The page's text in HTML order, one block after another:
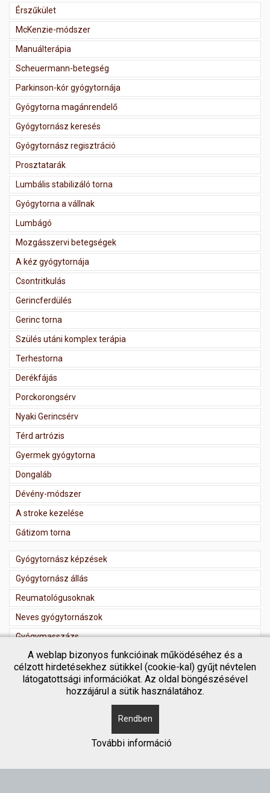
Érszűkület
McKenzie-módszer
Manuálterápia
Scheuermann-betegség
Parkinson-kór gyógytornája
Gyógytorna magánrendelő
Gyógytornász keresés
Gyógytornász regisztráció
Prosztatarák
Lumbális stabilizáló torna
Gyógytorna a vállnak
Lumbágó
Mozgásszervi betegségek
A kéz gyógytornája
Csontritkulás
Gerincferdülés
Gerinc torna
Szülés utáni komplex terápia
Terhestorna
Derékfájás
Porckorongsérv
Nyaki Gerincsérv
Térd artrózis
Gyermek gyógytorna
Dongaláb
Dévény-módszer
A stroke kezelése
Gátizom torna
Gyógytornász képzések
Gyógytornász állás
Reumatológusoknak
Neves gyógytornászok
Gyógymasszázs
Masszőr regisztráció
Copyright © 2018 Gyógytornász kereső
A weblap bizonyos funkcióinak működéséhez és a
célzott hirdetésekhez sütikkel (cookie-kal) gyűjt névtelen
látogatottsági információkat. Az oldal böngészésével
hozzájárul a sütik használatához.
Rendben
További információ